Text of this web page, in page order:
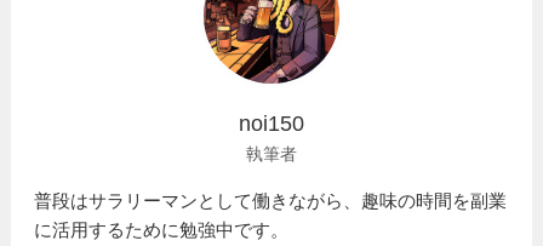
noi150
執筆者
普段はサラリーマンとして働きながら、趣味の時間を副業
に活用するために勉強中です。